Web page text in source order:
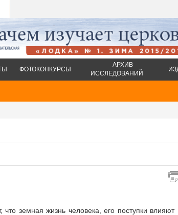
ФОТОКОНКУРСЫ
АРХИВ
ИССЛЕДОВАНИЙ
что земная жизнь человека, его поступки влияют